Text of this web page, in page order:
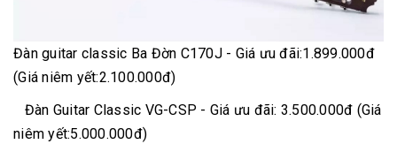
Đàn guitar classic Ba Đờn C170J - Giá ưu đãi:1.899.000đ
(Giá niêm yết:2.100.000đ)
Đàn Guitar Classic VG-CSP - Giá ưu đãi: 3.500.000đ (Giá
niêm yết:5.000.000đ)